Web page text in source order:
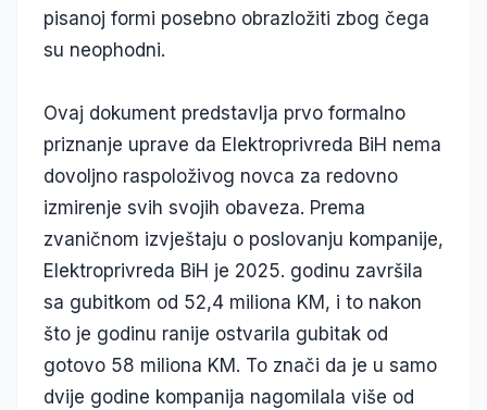
pisanoj formi posebno obrazložiti zbog čega
su neophodni.
Ovaj dokument predstavlja prvo formalno
priznanje uprave da Elektroprivreda BiH nema
dovoljno raspoloživog novca za redovno
izmirenje svih svojih obaveza. Prema
zvaničnom izvještaju o poslovanju kompanije,
Elektroprivreda BiH je 2025. godinu završila
sa gubitkom od 52,4 miliona KM, i to nakon
što je godinu ranije ostvarila gubitak od
gotovo 58 miliona KM. To znači da je u samo
dvije godine kompanija nagomilala više od